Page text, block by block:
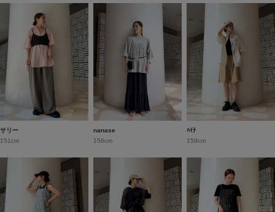
サリー
151cm
nanase
156cm
ﾊｲﾅ
159cm